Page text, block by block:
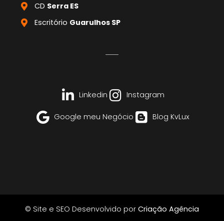
CD Serra ES
Escritório Guarulhos SP
Linkedin Instagram
Google meu Negócio Blog KvLux
© Site e SEO Desenvolvido por Criação Agência